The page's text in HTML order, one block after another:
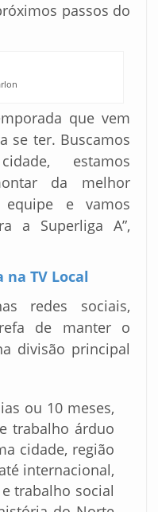
passos do
que vem
se ter. Buscamos
estamos
da melhor
e vamos
a Superliga A”,
TV Local
redes sociais,
de manter o
divisão principal
ou 10 meses,
trabalho árduo
cidade, região
internacional,
trabalho social